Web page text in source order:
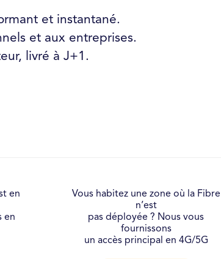
et instantané.
et aux entreprises.
livré à J+1.
en
en
Vous habitez une zone où la Fibre
n’est
pas déployée ? Nous vous
fournissons
un accès principal en 4G/5G